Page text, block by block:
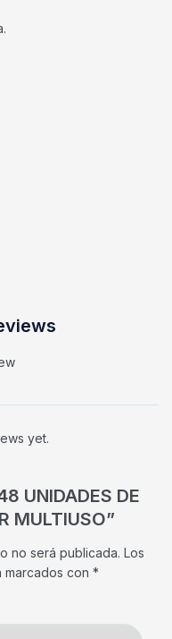
yet.
UNIDADES DE
MULTIUSO”
no será publicada. Los
marcados con *